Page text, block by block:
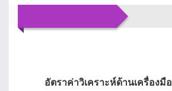
อัตราค่าวิเคราะห์ด้านเครื่องมือ